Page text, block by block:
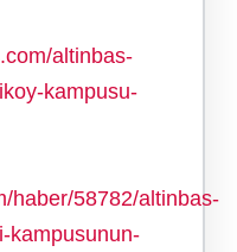
altinbas-
kampusu-
haber/58782/altinbas-
kampusunun-